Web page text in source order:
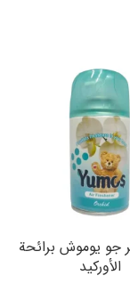
جو يوموش برائحة
الأوركيد